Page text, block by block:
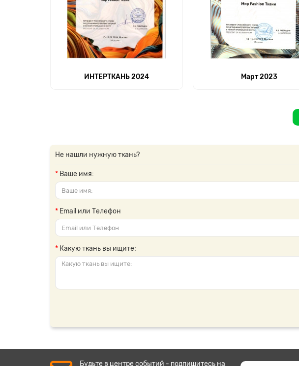
ИНТЕРТКАНЬ 2024 Март 2023
Не нашли нужную ткань?
Ваше имя:
Email или Телефон
Какую ткань вы ищите:
Будьте в центре событий - подпишитесь на